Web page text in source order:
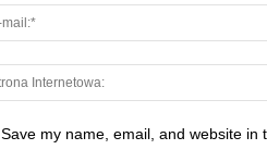
Save my name, email, and website in